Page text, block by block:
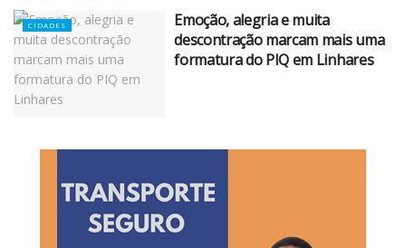
CIDADES
Emoção, alegria e muita
descontração marcam mais uma
formatura do PIQ em Linhares